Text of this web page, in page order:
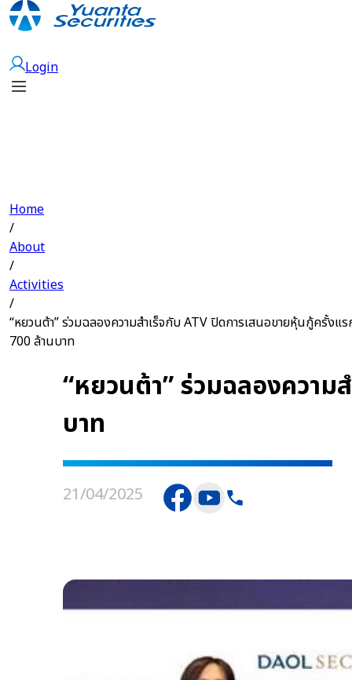
Login
Home
/
About
/
Activities
/
“หยวนต้า” ร่วมฉลองความสำเร็จกับ ATV ปิดการเสนอขายหุ้นกู้ครั้งแ
700 ล้านบาท
“หยวนต้า” ร่วมฉลองความ
บาท
21/04/2025